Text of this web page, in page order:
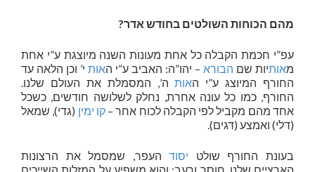
מהם הכוחות השולטים בחודש אדר?
עפ”י חכמת הקבלה כל אחת מעונות השנה מיוצגת ע”י אחת
מאותיות שם הבורא – יהו”ה: האביב ע”י האות י’ וכן הלאה עד
החורף המיוצג ע”י האותה’, המסמלת את העולם שלנו.
החורף, כמו כל עונה אחרת, נחלק לשלושה חודשים, כשכל
אחד מהם מקביל לפי הקבלה לכוח אחר –קו ימין (גדי), שמאל
(דלי) ואמצע (דגים).
בעונת החורף שולט יסודהעפר, שמסמל את הרצונות